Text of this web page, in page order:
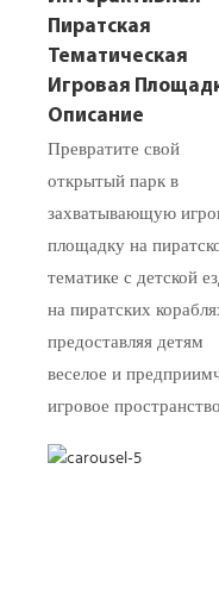
Пиратская
Тематическая
Игровая
Описание
Превратите свой
открытый парк в
захватывающую
площадку на
тематике с детской
на пиратских
предоставляя детям
веселое и
игровое